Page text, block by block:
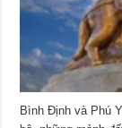
Bình Định và Phú